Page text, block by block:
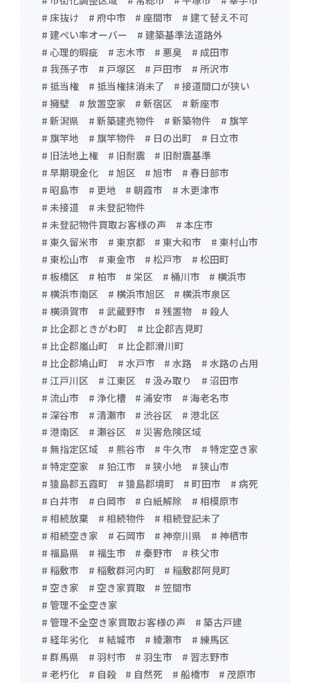
# 床抜け
# 府中市 # 座間市
# 建て替え不可
# 建ぺい率オーバー
# 建築基準法道路外
# 心理的瑕疵
# 志木市 # 悪臭
# 成田市
# 我孫子市
# 戸塚区 # 戸田市
# 所沢市
# 抵当権
# 抵当権抹消未了
# 接道間口が狭い
# 擁壁
# 放置空家 # 新宿区
# 新座市
# 新潟県
# 新築建売物件 # 新築物件
# 旗竿
# 旗竿地
# 旗竿物件 # 日の出町
# 日立市
# 旧法地上権
# 旧耐震
# 旧耐震基準
# 早期現金化
# 旭区 # 旭市
# 春日部市
# 昭島市
# 更地 # 朝霞市
# 木更津市
# 未接道
# 未登記物件
# 未登記物件買取お客様の声
# 本庄市
# 東久留米市
# 東京都 # 東大和市
# 東村山市
# 東松山市
# 東金市 # 松戸市
# 松田町
# 板橋区
# 柏市 # 栄区 # 桶川市
# 横浜市
# 横浜市南区
# 横浜市旭区
# 横浜市泉区
# 横須賀市
# 武蔵野市 # 残置物
# 殺人
# 比企郡ときがわ町
# 比企郡吉見町
# 比企郡嵐山町
# 比企郡滑川町
# 比企郡鳩山町
# 水戸市 # 水路
# 水路の占用
# 江戸川区
# 江東区 # 汲み取り
# 沼田市
# 流山市
# 浄化槽 # 浦安市
# 海老名市
# 深谷市
# 清瀬市 # 渋谷区
# 港北区
# 港南区
# 瀬谷区
# 災害危険区域
# 無指定区域
# 熊谷市 # 牛久市
# 特定空き家
# 特定空家
# 狛江市 # 狭小地
# 狭山市
# 猿島郡五霞町
# 猿島郡境町 # 町田市
# 病死
# 白井市
# 白岡市 # 白紙解除
# 相模原市
# 相続放棄
# 相続物件
# 相続登記未了
# 相続空き家
# 石岡市 # 神奈川県
# 神栖市
# 福島県
# 福生市 # 秦野市
# 秩父市
# 稲敷市
# 稲敷群河内町
# 稲敷郡阿見町
# 空き家
# 空き家買取
# 笠間市
# 管理不全空き家
# 管理不全空き家買取お客様の声
# 築古戸建
# 経年劣化
# 結城市 # 綾瀬市
# 練馬区
# 群馬県
# 羽村市 # 羽生市
# 習志野市
# 老朽化
# 自殺 # 自然死 # 船橋市
# 茂原市